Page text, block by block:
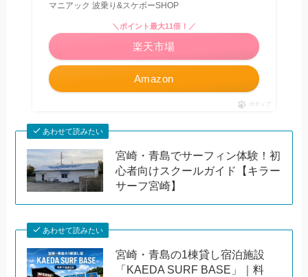
マニアック 波乗り&スケボーSHOP
Amazon
＼ポイント最大11倍！／
楽天市場
ポチップ
あわせて読みたい
宮崎・青島でサーフィン体験！初
心者向けスクールガイド【キラー
サーフ宮崎】
あわせて読みたい
宮崎・青島の1棟貸し宿泊施設
「KAEDA SURF BASE」｜料